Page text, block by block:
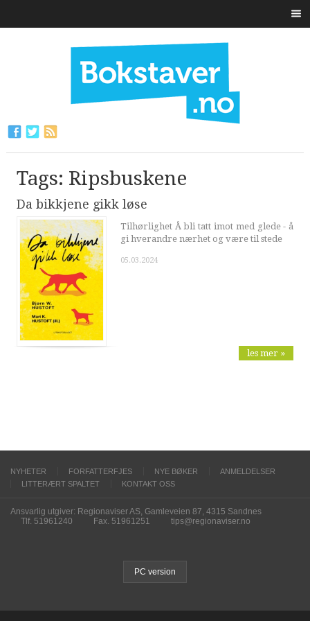
Tags: Ripsbuskene
Da bikkjene gikk løse
Tilhørlighet Å bli tatt imot med glede - å
gi hverandre nærhet og være til stede
05.03.2024
les mer »
NYHETER FORFATTERFJES NYE BØKER
ANMELDELSER
LITTERÆRT SPALTET
KONTAKT OSS
Ansvarlig utgiver: Regionaviser AS, Gamleveien 87, 4315 Sandnes
Tlf. 51961240
Fax. 51961251 tips@regionaviser.no
PC version